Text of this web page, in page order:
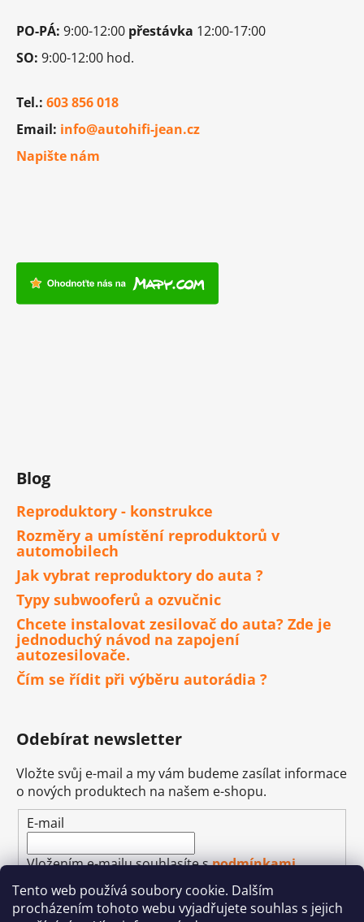
Tento web používá soubory cookie. Dalším
procházením tohoto webu vyjadřujete souhlas s jejich
PO-PÁ: 9:00-12:00 přestávka 12:00-17:00
SO: 9:00-12:00 hod.
Tel.: 603 856 018
Email: info@autohifi-jean.cz
Napište nám
Blog
Reproduktory - konstrukce
Rozměry a umístění reproduktorů v
automobilech
Jak vybrat reproduktory do auta ?
Typy subwooferů a ozvučnic
Chcete instalovat zesilovač do auta? Zde je
jednoduchý návod na zapojení
autozesilovače.
Čím se řídit při výběru autorádia ?
Odebírat newsletter
Vložte svůj e-mail a my vám budeme zasílat informace
o nových produktech na našem e-shopu.
E-mail
Vložením e-mailu souhlasíte spodmínkami
ochrany osobních údajů